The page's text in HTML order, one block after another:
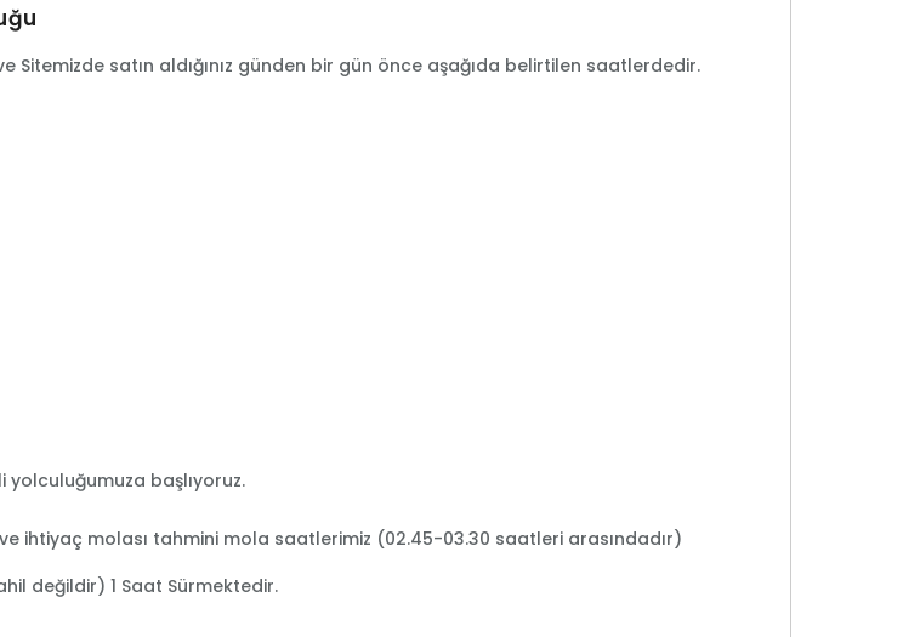
Sitemizde satın aldığınız günden bir gün önce aşağıda belirtilen saatlerdedir.
başlıyoruz.
ihtiyaç molası tahmini mola saatlerimiz (02.45-03.30 saatleri arasındadır)
değildir) 1 Saat Sürmektedir.